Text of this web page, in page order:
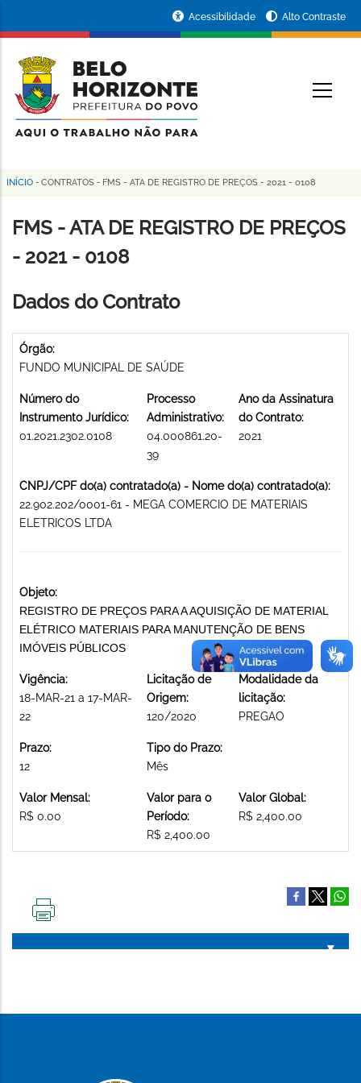
conteúdo
principal
da
Prefeitura
de
Horizonte
Acessibilidade Alto Contraste
Trilha
de
navegação
INÍCIO - CONTRATOS - FMS - ATA DE REGISTRO DE PREÇOS - 2021 - 0108
FMS - ATA DE REGISTRO DE PREÇOS
- 2021 - 0108
Dados do Contrato
Órgão:
FUNDO MUNICIPAL DE SAÚDE
Número do
Instrumento Jurídico:
01.2021.2302.0108
Processo
Administrativo:
04.000861.20-
39
Ano da Assinatura
do Contrato:
2021
CNPJ/CPF do(a) contratado(a) - Nome do(a) contratado(a):
22.902.202/0001-61 - MEGA COMERCIO DE MATERIAIS
ELETRICOS LTDA
Objeto:
REGISTRO DE PREÇOS PARA A AQUISIÇÃO DE MATERIAL
ELÉTRICO MATERIAIS PARA MANUTENÇÃO DE BENS
IMÓVEIS PÚBLICOS
Vigência:
18-MAR-21 a 17-MAR-
22
Licitação de
Origem:
120/2020
Modalidade da
licitação:
PREGAO
Prazo:
12
Tipo do Prazo:
Mês
Valor Mensal:
R$ 0.00
Valor para o
Período:
R$ 2,400.00
Valor Global:
R$ 2,400.00
PÁGINA